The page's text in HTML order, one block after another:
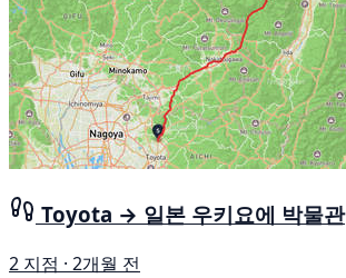
Toyota → 일본 우키요에 박물관
2 지점 · 2개월 전